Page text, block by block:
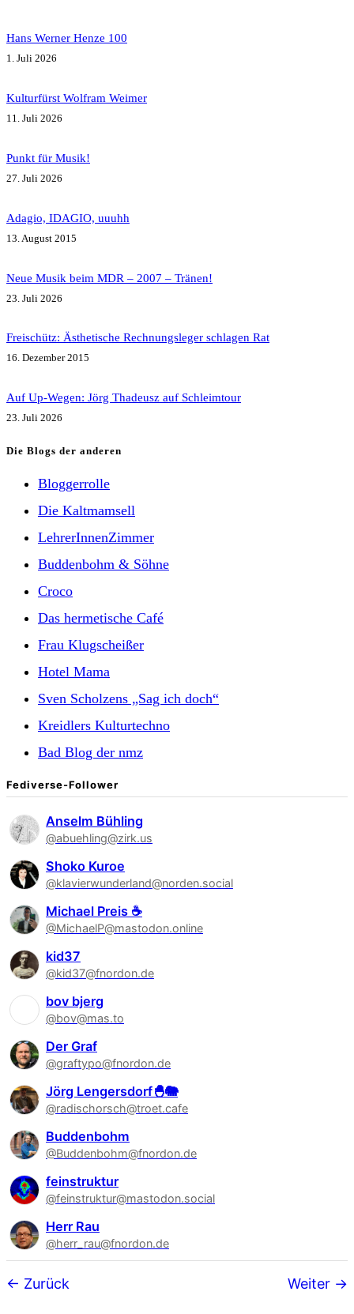
Hans Werner Henze 100
1. Juli 2026
Kulturfürst Wolfram Weimer
11. Juli 2026
Punkt für Musik!
27. Juli 2026
Adagio, IDAGIO, uuuhh
13. August 2015
Neue Musik beim MDR – 2007 – Tränen!
23. Juli 2026
Freischütz: Ästhetische Rechnungsleger schlagen Rat
16. Dezember 2015
Auf Up-Wegen: Jörg Thadeusz auf Schleimtour
23. Juli 2026
Die Blogs der anderen
Bloggerrolle
Die Kaltmamsell
LehrerInnenZimmer
Buddenbohm & Söhne
Croco
Das hermetische Café
Frau Klugscheißer
Hotel Mama
Sven Scholzens „Sag ich doch“
Kreidlers Kulturtechno
Bad Blog der nmz
Fediverse-Follower
Anselm Bühling
@abuehling@zirk.us
Shoko Kuroe
@klavierwunderland@norden.social
Michael Preis ☕
@MichaelP@mastodon.online
kid37
@kid37@fnordon.de
bov bjerg
@bov@mas.to
Der Graf
@graftypo@fnordon.de
Jörg Lengersdorf🐣🐘
@radischorsch@troet.cafe
Buddenbohm
@Buddenbohm@fnordon.de
feinstruktur
@feinstruktur@mastodon.social
Herr Rau
@herr_rau@fnordon.de
Follower-
Zurück Weiter